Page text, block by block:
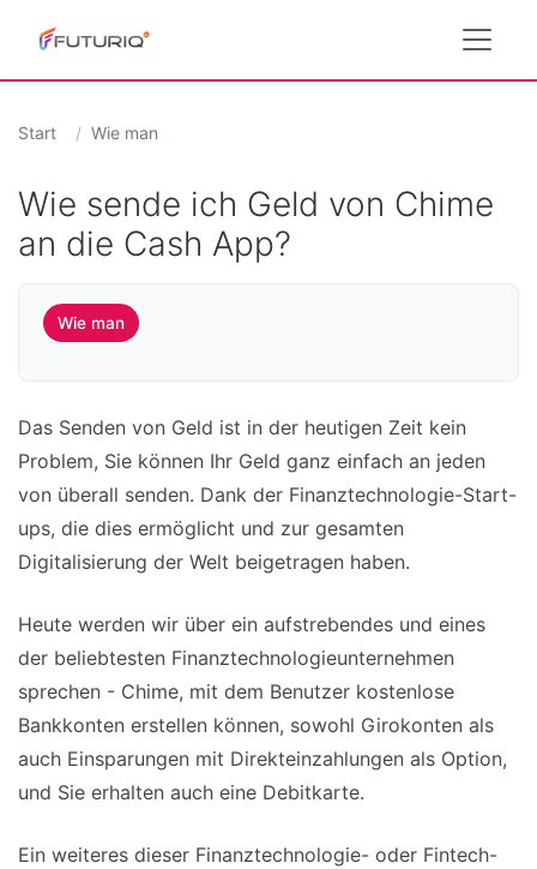
Start Wie man
Wie sende ich Geld von Chime
an die Cash App?
Wie man
Das Senden von Geld ist in der heutigen Zeit kein
Problem, Sie können Ihr Geld ganz einfach an jeden
von überall senden. Dank der Finanztechnologie-Start-
ups, die dies ermöglicht und zur gesamten
Digitalisierung der Welt beigetragen haben.
Heute werden wir über ein aufstrebendes und eines
der beliebtesten Finanztechnologieunternehmen
sprechen - Chime, mit dem Benutzer kostenlose
Bankkonten erstellen können, sowohl Girokonten als
auch Einsparungen mit Direkteinzahlungen als Option,
und Sie erhalten auch eine Debitkarte.
Ein weiteres dieser Finanztechnologie- oder Fintech-